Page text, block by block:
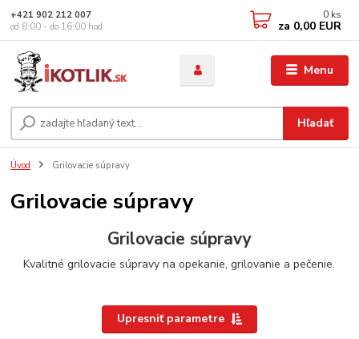
Menu
Hľadať
+421 902 212 007
od 8:00 - do 16:00 hod
0 ks
za 0,00 EUR
Úvod Grilovacie súpravy
Grilovacie súpravy
Grilovacie súpravy
Kvalitné grilovacie súpravy na opekanie, grilovanie a pečenie.
Upresniť parametre